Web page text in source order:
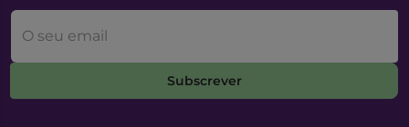
O seu email
Subscrever